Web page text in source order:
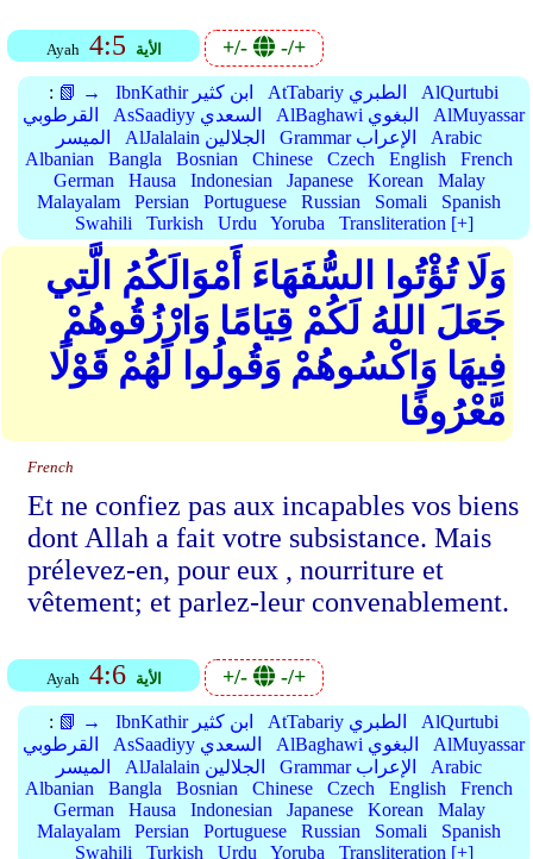
Ayah 4:5 الأية +/- -/+
: 📗 → IbnKathir ابن كثير AtTabariy الطبري
AlQurtubi
القرطوبي
AsSaadiyy السعدي AlBaghawi البغوي
AlMuyassar
الميسر
AlJalalain الجلالين Grammar الإعراب
Arabic
Albanian
Bangla Bosnian Chinese Czech English
French
German
Hausa Indonesian Japanese Korean
Malay
Malayalam
Persian Portuguese Russian Somali
Spanish
Swahili
Turkish Urdu Yoruba Transliteration [+]
وَلَا تُؤْتُوا السُّفَهَاءَ أَمْوَالَكُمُ الَّتِي
جَعَلَ اللهُ لَكُمْ قِيَامًا وَارْزُقُوهُمْ
فِيهَا وَاكْسُوهُمْ وَقُولُوا لَهُمْ قَوْلًا
مَّعْرُوفًا
French
Et ne confiez pas aux incapables vos biens
dont Allah a fait votre subsistance. Mais
prélevez-en, pour eux , nourriture et
vêtement; et parlez-leur convenablement.
Ayah 4:6 الأية +/- -/+
: 📗 → IbnKathir ابن كثير AtTabariy الطبري
AlQurtubi
القرطوبي
AsSaadiyy السعدي AlBaghawi البغوي
AlMuyassar
الميسر
AlJalalain الجلالين Grammar الإعراب
Arabic
Albanian
Bangla Bosnian Chinese Czech English
French
German
Hausa Indonesian Japanese Korean
Malay
Malayalam
Persian Portuguese Russian Somali
Spanish
Swahili
Turkish Urdu Yoruba Transliteration [+]